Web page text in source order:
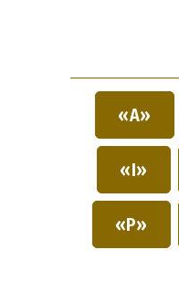
«A»
«I»
«P»